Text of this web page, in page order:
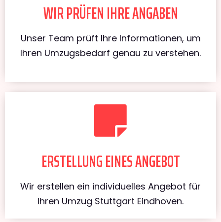
WIR PRÜFEN IHRE ANGABEN
Unser Team prüft Ihre Informationen, um
Ihren Umzugsbedarf genau zu verstehen.
ERSTELLUNG EINES ANGEBOT
Wir erstellen ein individuelles Angebot für
Ihren Umzug Stuttgart Eindhoven.